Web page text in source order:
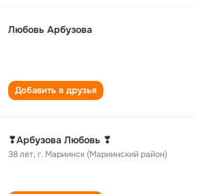
Любовь Арбузова
Добавить в друзья
❣Арбузова Любовь ❣
38 лет,г. Мариинск (Мариинский район)